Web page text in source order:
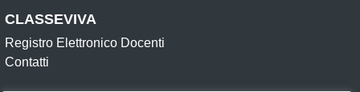
CLASSEVIVA
Registro Elettronico Docenti
Contatti